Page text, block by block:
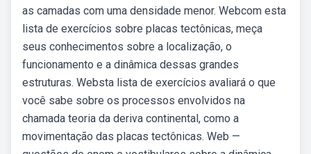
as camadas com uma densidade menor. Webcom esta
lista de exercícios sobre placas tectônicas, meça
seus conhecimentos sobre a localização, o
funcionamento e a dinâmica dessas grandes
estruturas. Websta lista de exercícios avaliará o que
você sabe sobre os processos envolvidos na
chamada teoria da deriva continental, como a
movimentação das placas tectônicas. Web —